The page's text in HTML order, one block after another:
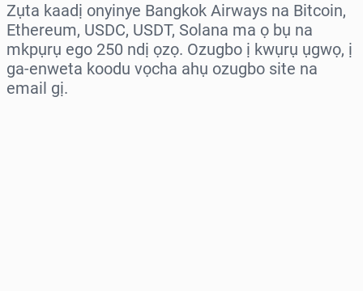
Zụta kaadị onyinye Bangkok Airways na Bitcoin,
Ethereum, USDC, USDT, Solana ma ọ bụ na
mkpụrụ ego 250 ndị ọzọ. Ozugbo ị kwụrụ ụgwọ, ị
ga-enweta koodu vọcha ahụ ozugbo site na
email gị.